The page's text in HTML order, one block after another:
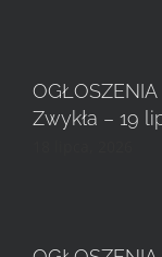
Zwykła – 19